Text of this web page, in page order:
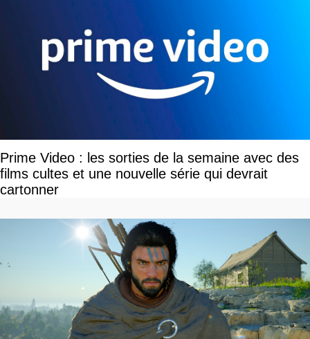
Prime Video : les sorties de la semaine avec des
films cultes et une nouvelle série qui devrait
cartonner